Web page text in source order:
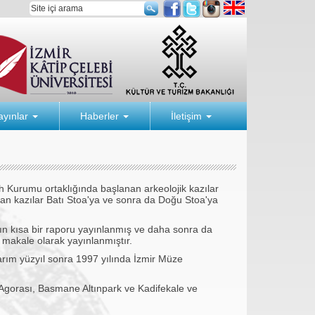
Haberler İletişim
ortaklığında başlanan arkeolojik kazılar
kazılar Batı Stoa'ya ve sonra da Doğu Stoa'ya
kısa bir raporu yayınlanmış ve daha sonra da
olarak yayınlanmıştır.
yüzyıl sonra 1997 yılında İzmir Müze
Basmane Altınpark ve Kadifekale ve